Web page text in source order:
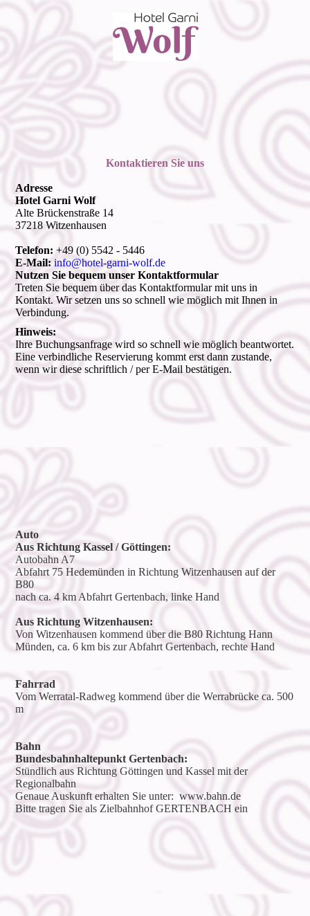
Kontaktieren Sie uns
Adresse
Hotel Garni Wolf
Alte Brückenstraße 14
37218 Witzenhausen
Telefon: +49 (0) 5542 - 5446
E-Mail:info@hotel-garni-wolf.de
Nutzen Sie bequem unser Kontaktformular
Treten Sie bequem über das Kontaktformular mit uns in
Kontakt. Wir setzen uns so schnell wie möglich mit Ihnen in
Verbindung.
Hinweis:
Ihre Buchungsanfrage wird so schnell wie möglich beantwortet.
Eine verbindliche Reservierung kommt erst dann zustande,
wenn wir diese schriftlich / per E-Mail bestätigen.
Auto
Aus Richtung Kassel / Göttingen:
Autobahn A7
Abfahrt 75 Hedemünden in Richtung Witzenhausen auf der
B80
nach ca. 4 km Abfahrt Gertenbach, linke Hand
Aus Richtung Witzenhausen:
Von Witzenhausen kommend über die B80 Richtung Hann
Münden, ca. 6 km bis zur Abfahrt Gertenbach, rechte Hand
Fahrrad
Vom Werratal-Radweg kommend über die Werrabrücke ca. 500
m
Bahn
Bundesbahnhaltepunkt Gertenbach:
Stündlich aus Richtung Göttingen und Kassel mit der
Regionalbahn
Genaue Auskunft erhalten Sie unter:www.bahn.de
Bitte tragen Sie als Zielbahnhof GERTENBACH ein